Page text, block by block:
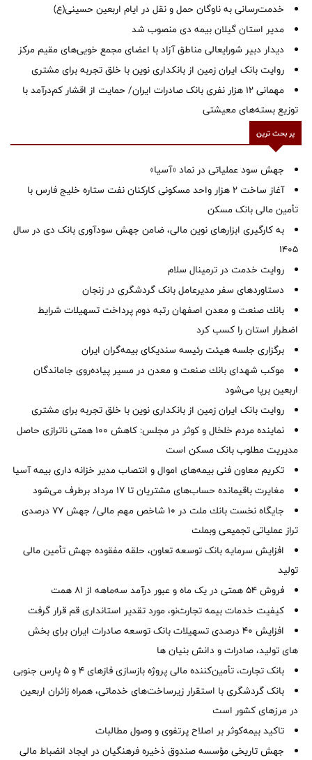
خدمت‌رسانی به ناوگان حمل و نقل در ایام اربعین حسینی(ع)
‌مدیر استان گیلان بیمه دی منصوب شد
دیدار دبیر شورایعالی مناطق آزاد با اعضای مجمع خویی‌های مقیم مرکز
روایت بانک ایران زمین از بانکداری نوین با خلق تجربه برای مشتری
مهمانی ۱۲ هزار نفری بانک صادرات ایران/ حمایت از اقشار کم‌درآمد با
توزیع بسته‌های معیشتی
پر بحث ترین
جهش سود عملیاتی در نماد «آسیا»
آغاز ساخت ۲ هزار واحد مسکونی کارکنان نفت ستاره خلیج فارس با
تأمین مالی بانک مسکن
به کارگیری ابزارهای نوین مالی، ضامن جهش سودآوری بانک دی در سال
1405
روایت خدمت در ترمینال سلام
دستاوردهای سفر مدیرعامل بانک گردشگری در زنجان
بانك صنعت و معدن اصفهان رتبه دوم پرداخت تسهیلات شرایط
اضطرار استان را كسب كرد
برگزاری جلسه هیئت رئیسه سندیکای بیمه‌گران ایران
موكب شهدای بانك صنعت و معدن در مسیر پیاده‌روی جاماندگان
اربعین برپا می‌شود
روایت بانک ایران زمین از بانکداری نوین با خلق تجربه برای مشتری
نماینده مردم خلخال و کوثر در مجلس: کاهش ۱۰۰ همتی ناترازی حاصل
مدیریت مطلوب بانک مسکن است
تکریم معاون فنی بیمه‌های اموال و انتصاب مدیر خزانه داری بیمه آسیا
مغایرت‌ باقیمانده حساب‌های مشتریان تا ۱۷ مرداد برطرف می‌شود
جایگاه نخست بانك ملت در 10 شاخص مهم مالی/ جهش 77 درصدی
تراز عملیاتی تجمیعی وبملت
افزایش سرمایه بانک توسعه تعاون، حلقه مفقوده جهش تأمین مالی
تولید
فروش 54 همتی در یک ماه و عبور درآمد سه‌ماهه از 81 همت
کیفیت خدمات بیمه تجارت‌نو، مورد تقدیر استانداری قم قرار گرفت
افزایش 40 درصدی تسهیلات بانک توسعه صادرات ایران برای بخش
های تولید، صادرات و دانش بنیان ها
بانک تجارت، تأمین‌کننده مالی پروژه بازسازی فازهای ۴ و ۵ پارس جنوبی
بانک گردشگری با استقرار زیرساخت‌های خدماتی، همراه زائران اربعین
در مرزهای کشور است
تاکید بیمه‌کوثر بر اصلاح پرتفوی و وصول مطالبات ‌
جهش تاریخی مؤسسه صندوق ذخیره فرهنگیان در ایجاد انضباط مالی